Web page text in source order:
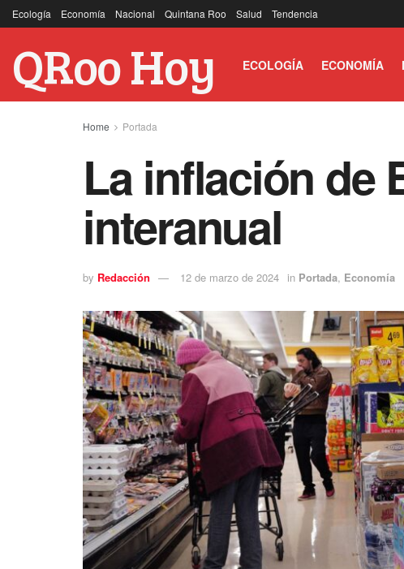
Ecología Economía Nacional Quintana Roo Salud Tendencia
QRoo Hoy ECOLOGÍA ECONOMÍA
Home Portada
La inflación de
interanual
by Redacción 12 de marzo de 2024 in Portada, Economía